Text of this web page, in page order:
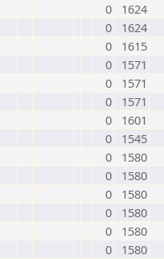
0
1624
0
1624
0
1615
0
1571
0
1571
0
1571
0
1601
0
1545
0
1580
0
1580
0
1580
0
1580
0
1580
0
1580